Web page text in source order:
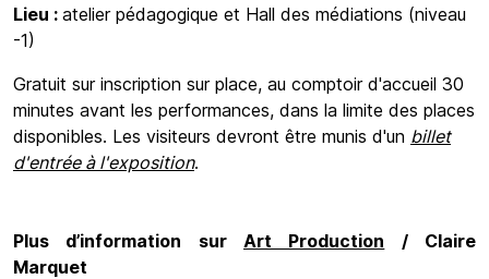
Lieu : atelier pédagogique et Hall des médiations (niveau
-1)
Gratuit sur inscription sur place, au comptoir d'accueil 30
minutes avant les performances, dans la limite des places
disponibles. Les visiteurs devront être munis d'un billet
d'entrée à l'exposition.
Plus d’information sur Art Production / Claire
Marquet